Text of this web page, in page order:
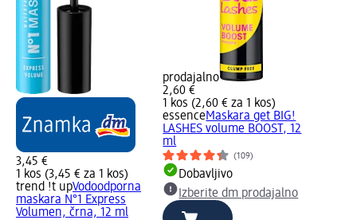
3,45 €
1 kos (3,45 € za 1 kos)
trend !t upVodoodporna
maskara N°1 Express
Volumen, črna, 12 ml
prodajalno
2,60 €
1 kos (2,60 € za 1 kos)
essenceMaskara get BIG!
LASHES volume BOOST, 12
ml
(109)
Dobavljivo
Izberite dm prodajalno